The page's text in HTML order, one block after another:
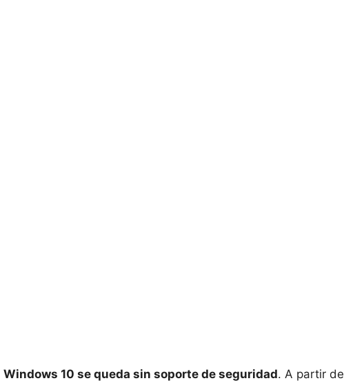
Windows 10 se queda sin soporte de seguridad. A partir de